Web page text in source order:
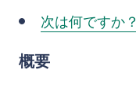
次は何ですか？
概要